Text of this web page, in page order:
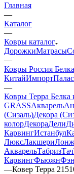
Главная
—
Каталог
—
Ковры каталог
ДорожкиМатрасы
—
Ковры Россия
КитайИмпорт
—
Ковры Терра Белка
GRASSАкварель
(Сизаль)Декора
колорДекораДели
КарвингИстанбул
ЛюксЛакшериЛонж
АкварельТабризТач
КарвингФьюжн
—Ковер Терра